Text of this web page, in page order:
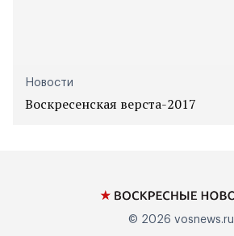
Новости
Воскресенская верста-2017
© 2026 vosnews.ru